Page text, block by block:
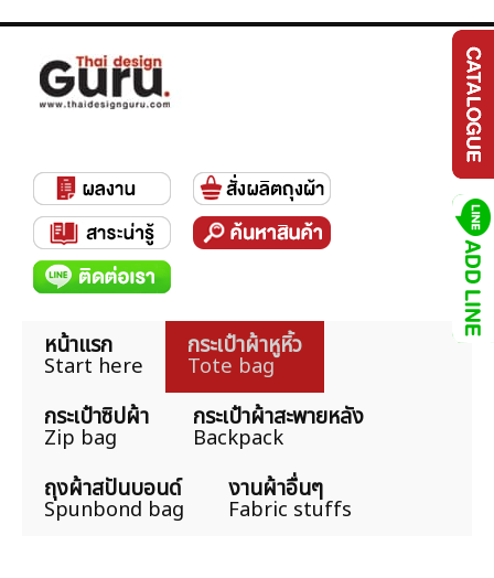
หน้าแรก
Start here
กระเป๋าผ้าหูหิ้ว
Tote bag
กระเป๋าซิปผ้า
Zip bag
กระเป๋าผ้าสะพายหลัง
Backpack
ถุงผ้าสปันบอนด์
Spunbond bag
งานผ้าอื่นๆ
Fabric stuffs